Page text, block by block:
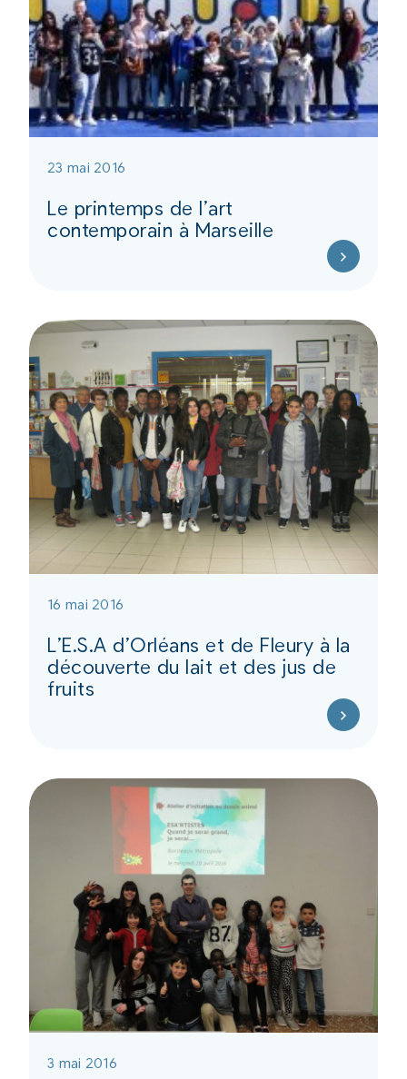
23 mai 2016
Le printemps de l’art
contemporain à Marseille
16 mai 2016
L’E.S.A d’Orléans et de Fleury à la
découverte du lait et des jus de
fruits
3 mai 2016